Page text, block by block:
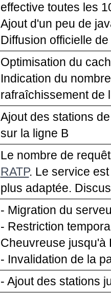
effective toutes les
Ajout d'un peu de
Diffusion officielle
Optimisation du
Indication du
rafraîchissement de
Ajout des stations
sur la ligne B
Le nombre de
RATP. Le service
plus adaptée.
- Migration du
- Restriction
Cheuvreuse jusqu'à
- Invalidation de la
- Ajout des stations